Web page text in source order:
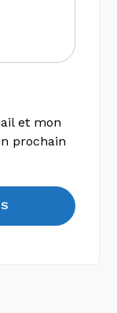
et mon
prochain